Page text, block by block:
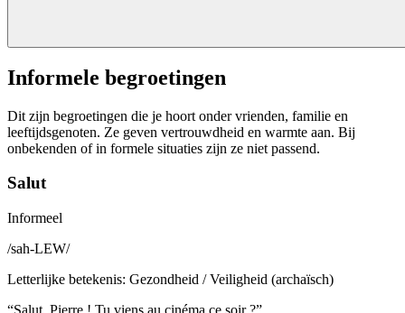
Informele begroetingen
Dit zijn begroetingen die je hoort onder vrienden, familie en
leeftijdsgenoten. Ze geven vertrouwdheid en warmte aan. Bij
onbekenden of in formele situaties zijn ze niet passend.
Salut
Informeel
/sah-LEW/
Letterlijke betekenis: Gezondheid / Veiligheid (archaïsch)